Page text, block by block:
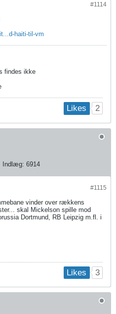
#1114
haiti-til-vm
findes ikke
Likes 2
Indlæg: 6914
#1115
vinder over rækkens
skal Mickelson spille mod
Dortmund, RB Leipzig​ m.fl. i
Likes 3